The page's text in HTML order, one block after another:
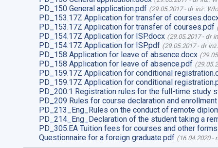
PD_150 General application.pdf (29.05.2017- dr inż.
PD_153.17Z Application for transfer of
PD_153.17Z Application for transfer of courses.pdf
PD_154.17Z Application for ISP.docx (29.05.2017- dr
PD_154.17Z Application for ISP.pdf (29.05.2017- dr
PD_158 Application for leave of absence.docx (
PD_158 Application for leave of absence.pdf (
PD_159.17Z Application for conditional
PD_159.17Z Application for conditional
PD_200.1 Registration rules for the full-time study
PD_209 Rules for course declaration and
PD_213_Eng_Rules on the conduct of remote
PD_214_Eng_Declaration of the student taking a
PD_305.EA Tuition fees for courses and other
Questionnaire for a foreign graduate.pdf (16.04.2020-